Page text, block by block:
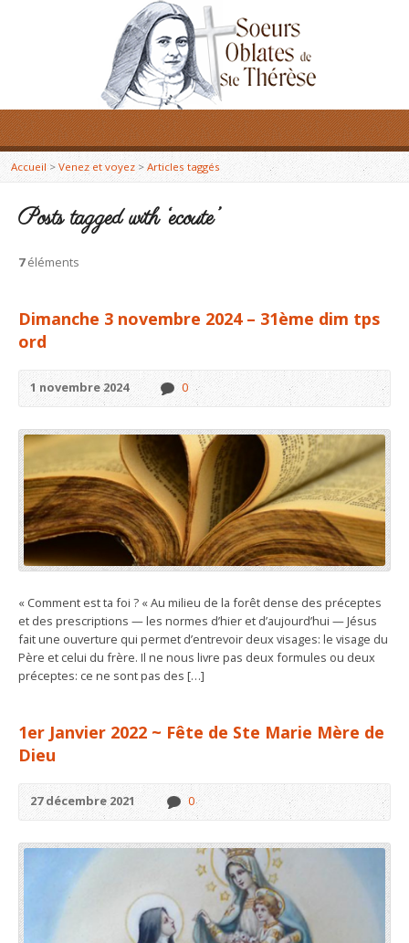
Accueil> Venez et voyez > Articles taggés
Posts tagged with ‘ecoute’
7éléments
Dimanche 3 novembre 2024 – 31ème dim tps
ord
1 novembre 2024 0
« Comment est ta foi ? « Au milieu de la forêt dense des préceptes
et des prescriptions — les normes d’hier et d’aujourd’hui — Jésus
fait une ouverture qui permet d’entrevoir deux visages: le visage du
Père et celui du frère. Il ne nous livre pas deux formules ou deux
préceptes: ce ne sont pas des […]
1er Janvier 2022 ~ Fête de Ste Marie Mère de
Dieu
27 décembre 2021 0